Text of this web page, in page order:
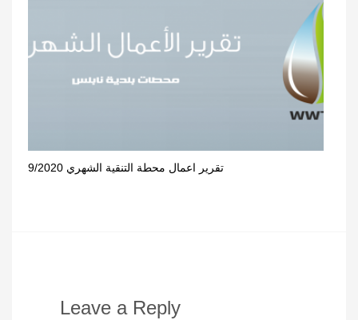
تقرير اعمال محطة التنقية الشهري 9/2020
Leave a Reply